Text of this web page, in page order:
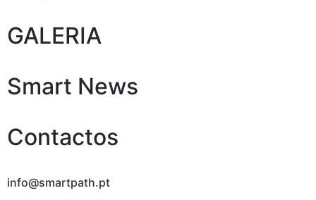
GALERIA
Smart News
Contactos
info@smartpath.pt